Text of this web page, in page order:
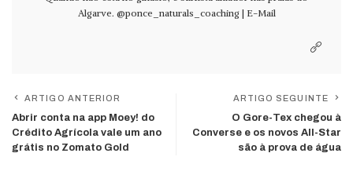
Algarve. @ponce_naturals_coaching| E-Mail
ARTIGO ANTERIOR
Abrir conta na app Moey! do
Crédito Agrícola vale um ano
grátis no Zomato Gold
ARTIGO SEGUINTE
O Gore-Tex chegou à
Converse e os novos All-Star
são à prova de água